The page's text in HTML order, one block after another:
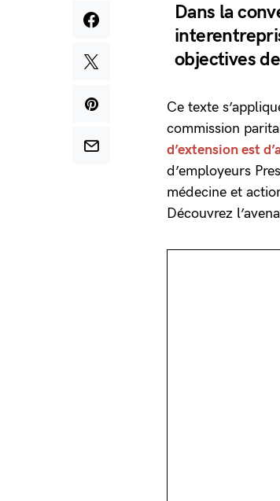
Dans la
objectives
Ce texte
commission
d’extension est
d’employeurs
médecine et
Découvrez